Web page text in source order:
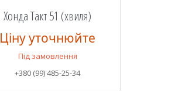
Хонда Такт 51 (хвиля)
Ціну уточнюйте
Під замовлення
+380 (99) 485-25-34